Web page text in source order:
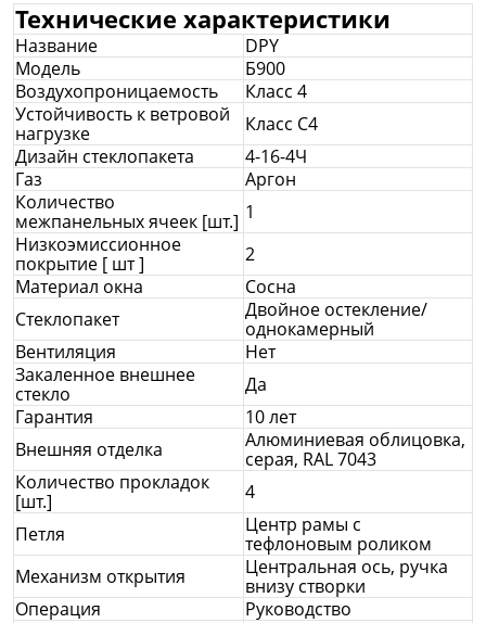
Технические характеристики
Название
DPY
Модель
Б900
Воздухопроницаемость
Класс 4
Устойчивость к ветровой
нагрузке
Класс С4
Дизайн стеклопакета
4-16-4Ч
Газ
Аргон
Количество
межпанельных ячеек [шт.] 1
Низкоэмиссионное
покрытие [ шт ]
2
Материал окна
Сосна
Стеклопакет
Двойное остекление/
однокамерный
Вентиляция
Нет
Закаленное внешнее
стекло
Да
Гарантия
10 лет
Внешняя отделка
Алюминиевая облицовка,
серая, RAL 7043
Количество прокладок
[шт.]
4
Петля
Центр рамы с
тефлоновым роликом
Механизм открытия
Центральная ось, ручка
внизу створки
Операция
Руководство